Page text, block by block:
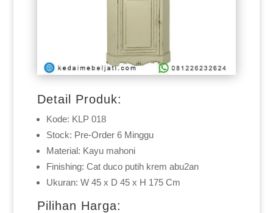
Detail Produk:
Kode: KLP 018
Stock: Pre-Order 6 Minggu
Material: Kayu mahoni
Finishing: Cat duco putih krem abu2an
Ukuran: W 45 x D 45 x H 175 Cm
Pilihan Harga: